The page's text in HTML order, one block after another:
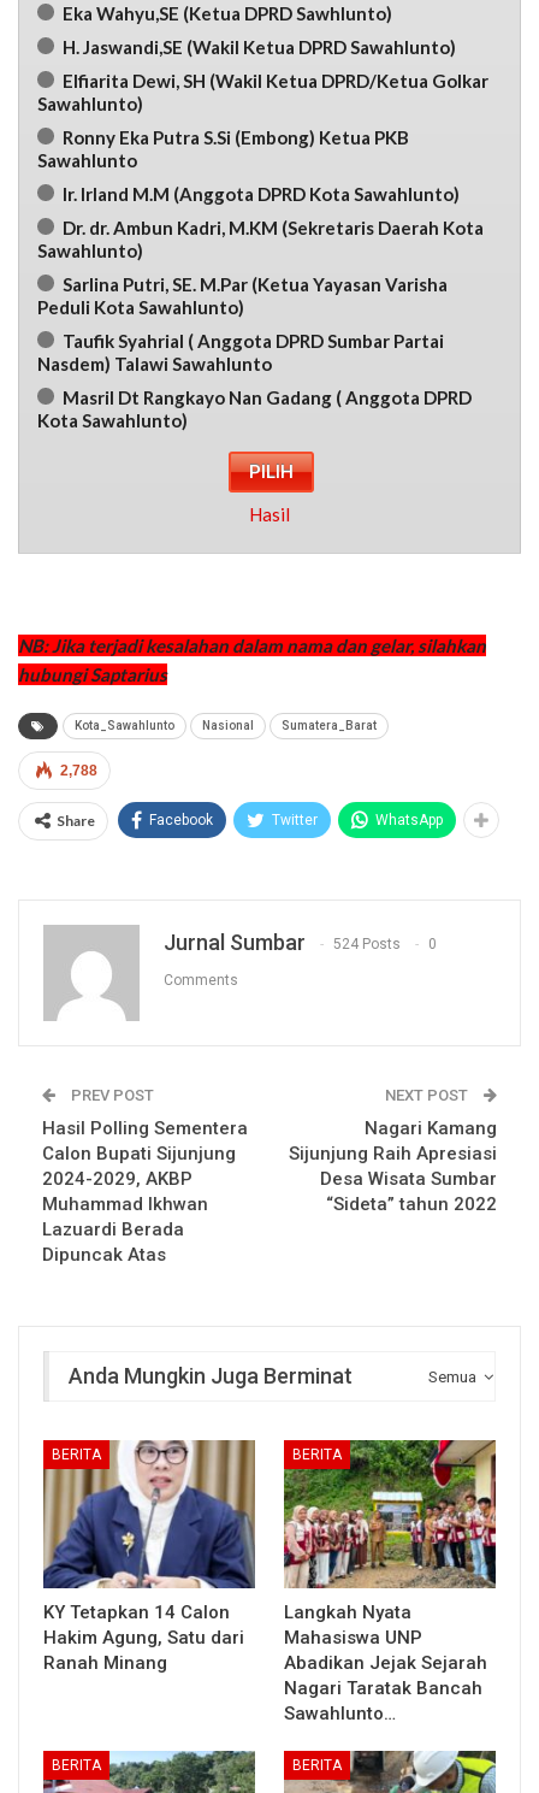
Eka Wahyu,SE (Ketua DPRD Sawhlunto)
H. Jaswandi,SE (Wakil Ketua DPRD Sawahlunto)
Elfiarita Dewi, SH (Wakil Ketua DPRD/Ketua Golkar
Sawahlunto)
Ronny Eka Putra S.Si (Embong) Ketua PKB
Sawahlunto
Ir. Irland M.M (Anggota DPRD Kota Sawahlunto)
Dr. dr. Ambun Kadri, M.KM (Sekretaris Daerah Kota
Sawahlunto)
Sarlina Putri, SE. M.Par (Ketua Yayasan Varisha
Peduli Kota Sawahlunto)
Taufik Syahrial ( Anggota DPRD Sumbar Partai
Nasdem) Talawi Sawahlunto
Masril Dt Rangkayo Nan Gadang ( Anggota DPRD
Kota Sawahlunto)
Hasil
NB: Jika terjadi kesalahan dalam nama dan gelar, silahkan
hubungi Saptarius
Kota_Sawahlunto Nasional Sumatera_Barat
2,788
Share Facebook Twitter WhatsApp
Jurnal Sumbar 524 Posts 0
Comments
PREV POST
Hasil Polling Sementera
Calon Bupati Sijunjung
2024-2029, AKBP
Muhammad Ikhwan
Lazuardi Berada
Dipuncak Atas
NEXT POST
Nagari Kamang
Sijunjung Raih Apresiasi
Desa Wisata Sumbar
“Sideta” tahun 2022
Semua
Anda Mungkin Juga Berminat
BERITA
KY Tetapkan 14 Calon
Hakim Agung, Satu dari
Ranah Minang
BERITA
Langkah Nyata
Mahasiswa UNP
Abadikan Jejak Sejarah
Nagari Taratak Bancah
Sawahlunto…
BERITA BERITA